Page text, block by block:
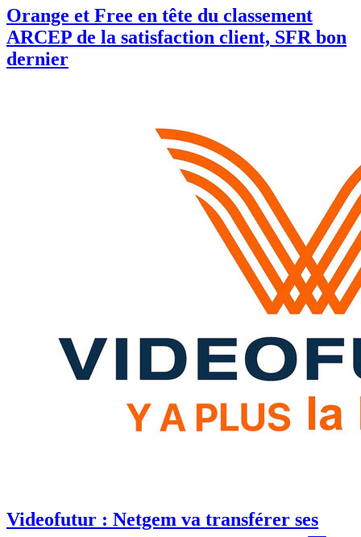
Orange et Free en tête du classement
ARCEP de la satisfaction client, SFR bon
dernier
Videofutur : Netgem va transférer ses